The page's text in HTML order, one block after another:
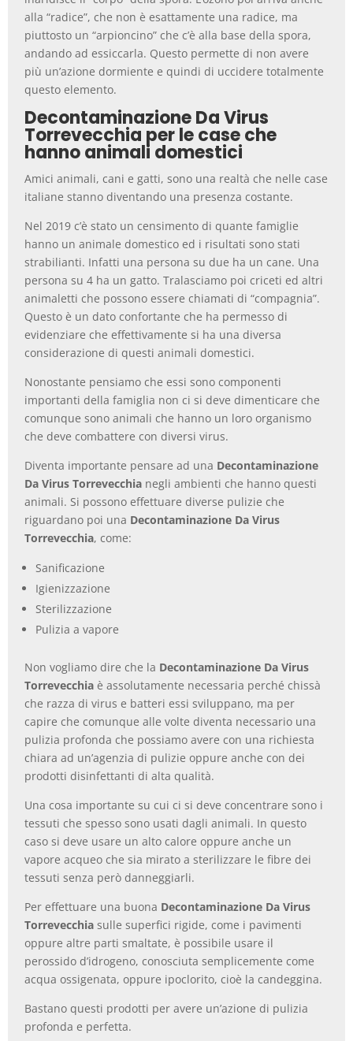
alla “radice”, che non è esattamente una radice, ma
piuttosto un “arpioncino” che c’è alla base della spora,
andando ad essiccarla. Questo permette di non avere
più un’azione dormiente e quindi di uccidere totalmente
questo elemento.
Decontaminazione Da Virus
Torrevecchia per le case che
hanno animali domestici
Amici animali, cani e gatti, sono una realtà che nelle case
italiane stanno diventando una presenza costante.
Nel 2019 c’è stato un censimento di quante famiglie
hanno un animale domestico ed i risultati sono stati
strabilianti. Infatti una persona su due ha un cane. Una
persona su 4 ha un gatto. Tralasciamo poi criceti ed altri
animaletti che possono essere chiamati di “compagnia”.
Questo è un dato confortante che ha permesso di
evidenziare che effettivamente si ha una diversa
considerazione di questi animali domestici.
Nonostante pensiamo che essi sono componenti
importanti della famiglia non ci si deve dimenticare che
comunque sono animali che hanno un loro organismo
che deve combattere con diversi virus.
Diventa importante pensare ad una Decontaminazione
Da Virus Torrevecchia negli ambienti che hanno questi
animali. Si possono effettuare diverse pulizie che
riguardano poi una Decontaminazione Da Virus
Torrevecchia, come:
Sanificazione
Igienizzazione
Sterilizzazione
Pulizia a vapore
Non vogliamo dire che la Decontaminazione Da Virus
Torrevecchia è assolutamente necessaria perché chissà
che razza di virus e batteri essi sviluppano, ma per
capire che comunque alle volte diventa necessario una
pulizia profonda che possiamo avere con una richiesta
chiara ad un’agenzia di pulizie oppure anche con dei
prodotti disinfettanti di alta qualità.
Una cosa importante su cui ci si deve concentrare sono i
tessuti che spesso sono usati dagli animali. In questo
caso si deve usare un alto calore oppure anche un
vapore acqueo che sia mirato a sterilizzare le fibre dei
tessuti senza però danneggiarli.
Per effettuare una buona Decontaminazione Da Virus
Torrevecchia sulle superfici rigide, come i pavimenti
oppure altre parti smaltate, è possibile usare il
perossido d’idrogeno, conosciuta semplicemente come
acqua ossigenata, oppure ipoclorito, cioè la candeggina.
Bastano questi prodotti per avere un’azione di pulizia
profonda e perfetta.